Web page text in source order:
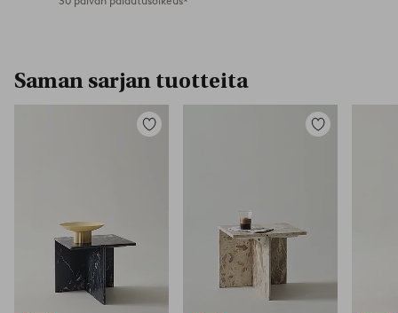
Saman sarjan tuotteita
Lisää
Lisää